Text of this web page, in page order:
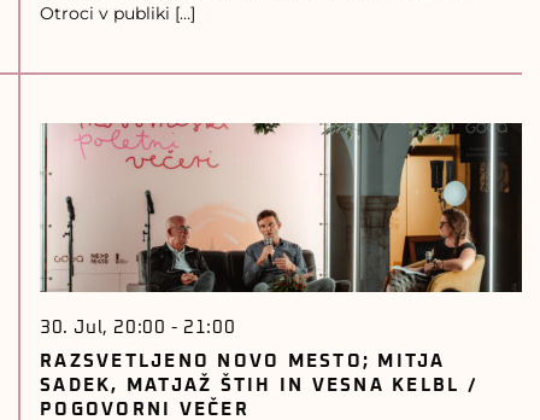
Otroci v publiki […]
RAZSVETLJENO NOVO MESTO; MITJA
SADEK, MATJAŽ ŠTIH IN VESNA KELBL /
POGOVORNI VEČER
30. Jul, 20:00 - 21:00